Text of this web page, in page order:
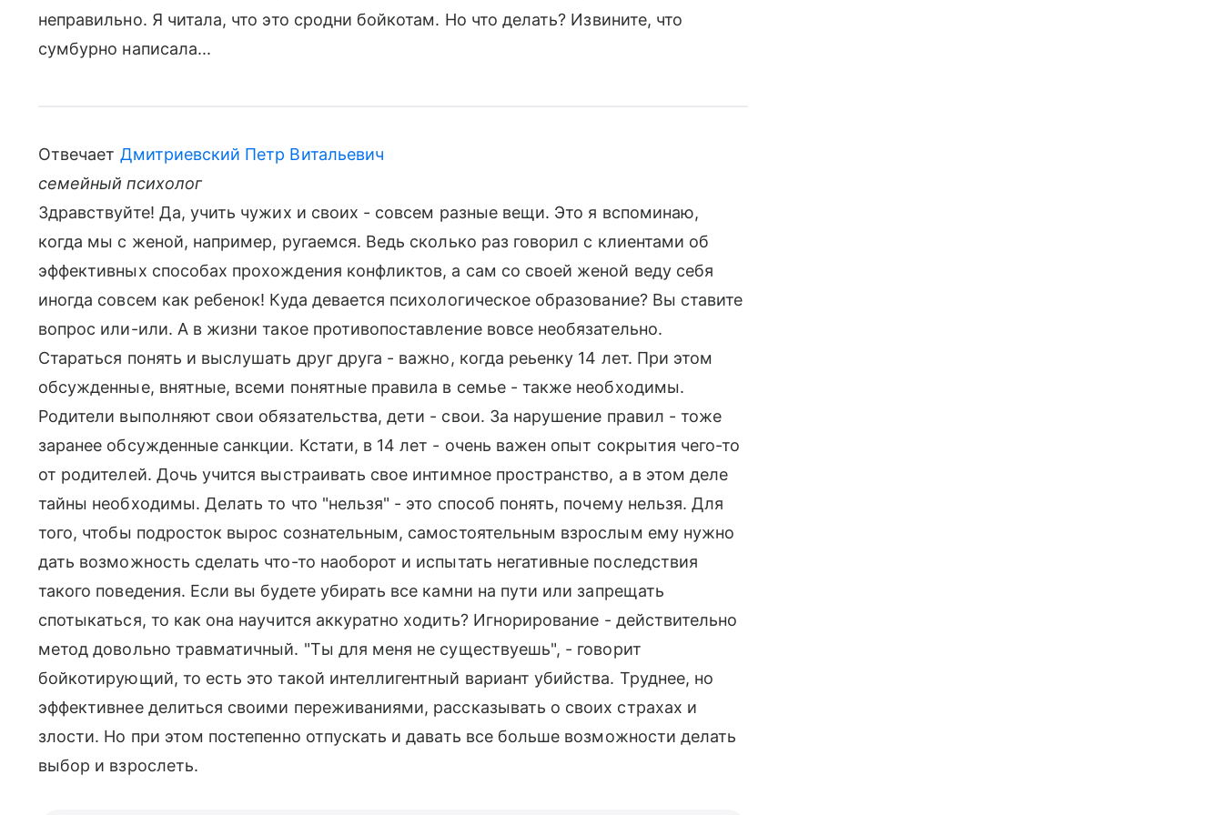
неправильно. Я читала, что это сродни бойкотам. Но что делать? Извините, что
сумбурно написала...
Отвечает Дмитриевский Петр Витальевич
семейный психолог
Здравствуйте! Да, учить чужих и своих - совсем разные вещи. Это я вспоминаю,
когда мы с женой, например, ругаемся. Ведь сколько раз говорил с клиентами об
эффективных способах прохождения конфликтов, а сам со своей женой веду себя
иногда совсем как ребенок! Куда девается психологическое образование? Вы ставите
вопрос или-или. А в жизни такое противопоставление вовсе необязательно.
Стараться понять и выслушать друг друга - важно, когда реьенку 14 лет. При этом
обсужденные, внятные, всеми понятные правила в семье - также необходимы.
Родители выполняют свои обязательства, дети - свои. За нарушение правил - тоже
заранее обсужденные санкции. Кстати, в 14 лет - очень важен опыт сокрытия чего-то
от родителей. Дочь учится выстраивать свое интимное пространство, а в этом деле
тайны необходимы. Делать то что "нельзя" - это способ понять, почему нельзя. Для
того, чтобы подросток вырос сознательным, самостоятельным взрослым ему нужно
дать возможность сделать что-то наоборот и испытать негативные последствия
такого поведения. Если вы будете убирать все камни на пути или запрещать
спотыкаться, то как она научится аккуратно ходить? Игнорирование - действительно
метод довольно травматичный. "Ты для меня не существуешь", - говорит
бойкотирующий, то есть это такой интеллигентный вариант убийства. Труднее, но
эффективнее делиться своими переживаниями, рассказывать о своих страхах и
злости. Но при этом постепенно отпускать и давать все больше возможности делать
выбор и взрослеть.